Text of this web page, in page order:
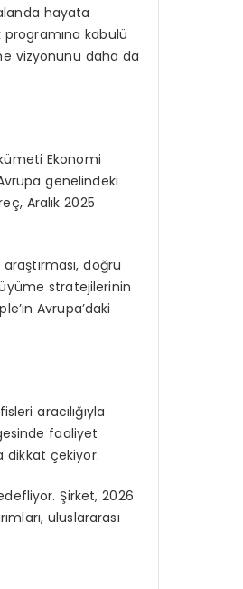
hayata
kabulü
vizyonunu daha da
Ekonomi
genelindeki
Aralık 2025
doğru
stratejilerinin
Avrupa’daki
aracılığıyla
faaliyet
dikkat çekiyor.
Şirket, 2026
uluslararası